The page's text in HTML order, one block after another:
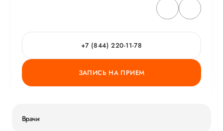
+7 (844) 220-11-78
ЗАПИСЬ НА ПРИЕМ
Врачи